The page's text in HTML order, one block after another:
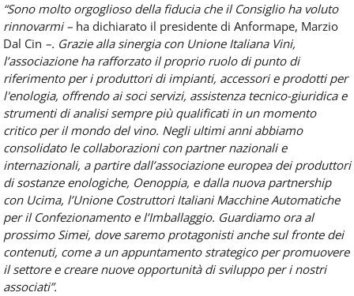
“Sono molto orgoglioso della fiducia che il Consiglio ha voluto
rinnovarmi – ha dichiarato il presidente di Anformape, Marzio
Dal Cin –. Grazie alla sinergia con Unione Italiana Vini,
l’associazione ha rafforzato il proprio ruolo di punto di
riferimento per i produttori di impianti, accessori e prodotti per
l'enologia, offrendo ai soci servizi, assistenza tecnico-giuridica e
strumenti di analisi sempre più qualificati in un momento
critico per il mondo del vino. Negli ultimi anni abbiamo
consolidato le collaborazioni con partner nazionali e
internazionali, a partire dall’associazione europea dei produttori
di sostanze enologiche, Oenoppia, e dalla nuova partnership
con Ucima, l’Unione Costruttori Italiani Macchine Automatiche
per il Confezionamento e l’Imballaggio. Guardiamo ora al
prossimo Simei, dove saremo protagonisti anche sul fronte dei
contenuti, come a un appuntamento strategico per promuovere
il settore e creare nuove opportunità di sviluppo per i nostri
associati”.